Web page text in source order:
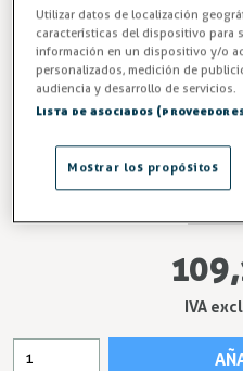
válvula
Entrega
IVA
Utilizar datos de localización
características del dispositivo para
información en un dispositivo y/o
personalizados, medición de
audiencia y desarrollo de servicios.
Lista de asociados
Mostrar los propósitos